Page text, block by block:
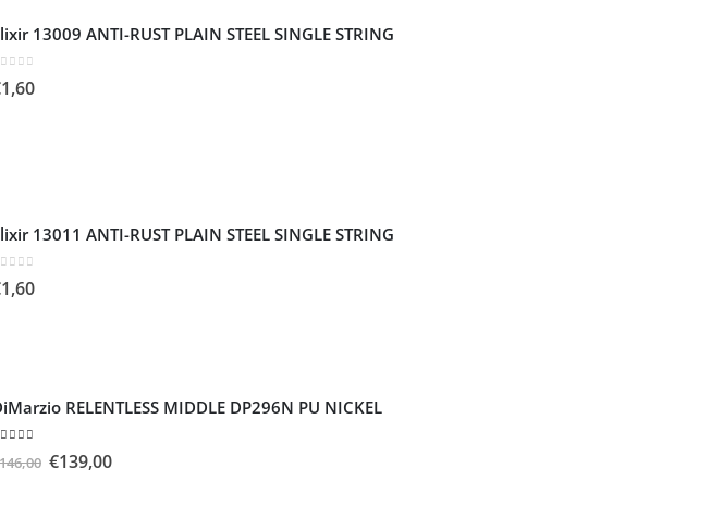
13009 ANTI-RUST PLAIN STEEL SINGLE STRING
1,60
13011 ANTI-RUST PLAIN STEEL SINGLE STRING
1,60
RELENTLESS MIDDLE DP296N PU NICKEL
146,00 €139,00